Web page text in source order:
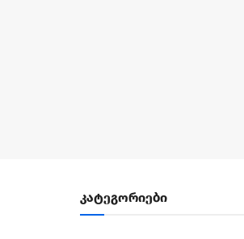
კატეგორიები